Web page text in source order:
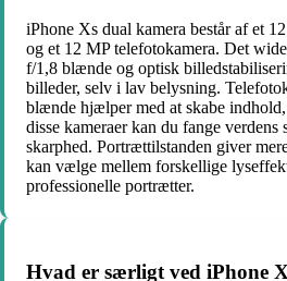
iPhone Xs dual kamera består af et
og et 12 MP telefotokamera. Det
f/1,8 blænde og optisk
billeder, selv i lav belysning.
blænde hjælper med at skabe
disse kameraer kan du fange verdens
skarphed. Portrættilstanden giver
kan vælge mellem forskellige
professionelle portrætter.
Hvad er særligt ved iPhone